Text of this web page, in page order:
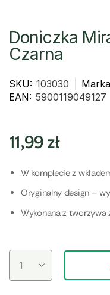
Doniczka
Czarna
SKU: 103030
EAN: 5900119049127
11,99zł
W komplecie z
Oryginalny design –
Wykonana z tworzywa